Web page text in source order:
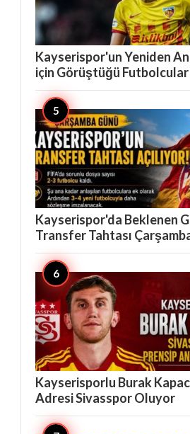
Kayserispor'un Yeniden
için Görüştüğü Futbolcular
Kayserispor'da Beklenen
Transfer Tahtası
Kayserisporlu Burak
Adresi Sivasspor Oluyor